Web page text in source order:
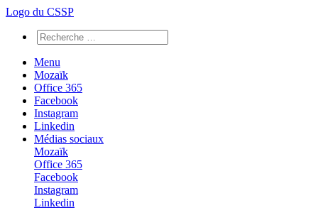
Logo du CSSP
Menu
Mozaïk
Office 365
Facebook
Instagram
Linkedin
Médias sociaux
Mozaïk
Office 365
Facebook
Instagram
Linkedin